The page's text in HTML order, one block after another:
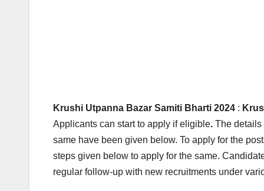
Krushi Utpanna Bazar Samiti Bharti 2024 :
Applicants can start to apply if eligible. The details
same have been given below. To apply for the
steps given below to apply for the same.
regular follow-up with new recruitments under